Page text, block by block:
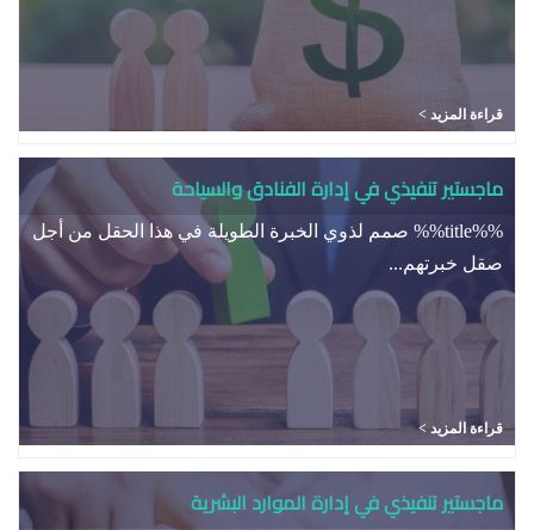
قراءة المزيد >
ماجستير تنفيذي في إدارة الفنادق والسياحة
%%title%% صمم لذوي الخبرة الطويلة في هذا الحقل من أجل
صقل خبرتهم...
قراءة المزيد >
ماجستير تنفيذي في إدارة الموارد البشرية